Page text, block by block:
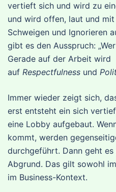
vertieft sich und wird zu
und wird offen, laut und
Schweigen und Ignorieren
gibt es den Ausspruch:
Gerade auf der Arbeit wird
auf Respectfulness und
Immer wieder zeigt sich,
erst entsteht ein sich
eine Lobby aufgebaut.
kommt, werden
durchgeführt. Dann geht es
Abgrund. Das gilt sowohl
im Business-Kontext.